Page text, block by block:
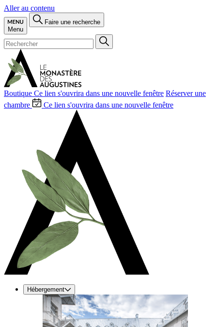
Aller au contenu
Menu
Faire une recherche
Boutique Ce lien s'ouvrira dans une nouvelle fenêtre Réserver une
chambre
Ce lien s'ouvrira dans une nouvelle fenêtre
Hébergement